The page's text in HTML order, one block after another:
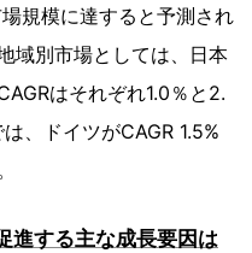
規模に達すると予測され
域別市場としては、日本
はそれぞれ1.0％と2.
、ドイツがCAGR 1.5%
進する主な成長要因は